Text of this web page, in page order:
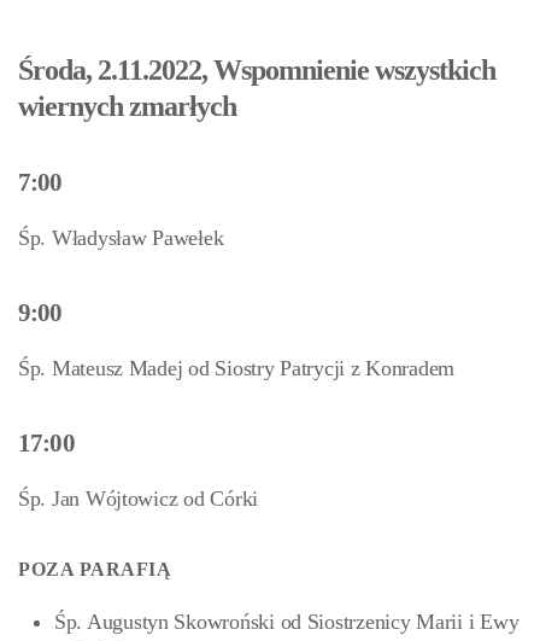
Środa, 2.11.2022, Wspomnienie wszystkich
wiernych zmarłych
7:00
Śp. Władysław Pawełek
9:00
Śp. Mateusz Madej od Siostry Patrycji z Konradem
17:00
Śp. Jan Wójtowicz od Córki
POZA PARAFIĄ
Śp. Augustyn Skowroński od Siostrzenicy Marii i Ewy